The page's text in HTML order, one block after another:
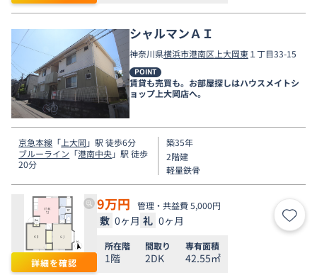
シャルマンＡＩ
神奈川県横浜市港南区 上大岡東１丁目33-15
POINT
賃貸も売買も。お部屋探しはハウスメイトシ
ョップ上大岡店へ。
京急本線 「 上大岡 」駅 徒歩6分
ブルーライン 「港南中央」駅 徒歩
20分
築35年
2階建
軽量鉄骨
詳細を確認
9万円 管理・共益費 5,000円
敷 0ヶ月 礼 0ヶ月 お気
所在階
1階
間取り
2DK
専有面積
42.55㎡